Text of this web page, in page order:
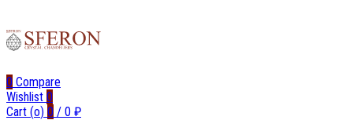
0 Compare
Wishlist 0
Cart (o) 0 / 0 ₽